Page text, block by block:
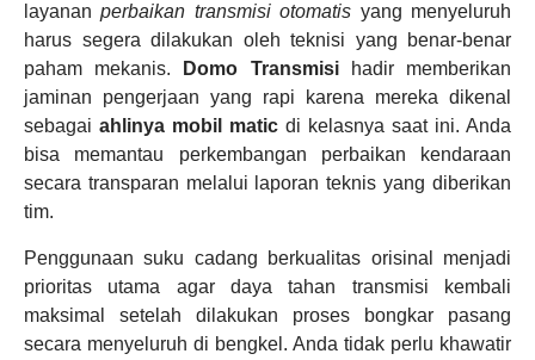
layananperbaikan transmisi otomatis yang menyeluruh
harus segera dilakukan oleh teknisi yang benar-benar
paham mekanis.
Domo Transmisihadir memberikan
jaminan pengerjaan yang rapi karena mereka dikenal
sebagai ahlinya mobil matic di kelasnya saat ini. Anda
bisa memantau perkembangan perbaikan kendaraan
secara transparan melalui laporan teknis yang diberikan
tim.
Penggunaan suku cadang berkualitas orisinal menjadi
prioritas utama agar daya tahan transmisi kembali
maksimal setelah dilakukan proses bongkar pasang
secara menyeluruh di bengkel. Anda tidak perlu khawatir